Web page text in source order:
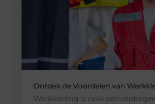
Ontdek de Voordelen van
Werkkleding is vaak een